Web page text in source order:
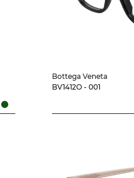
Bottega Veneta
BV1412O - 001